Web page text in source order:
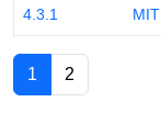
4.3.1 MIT
1 2